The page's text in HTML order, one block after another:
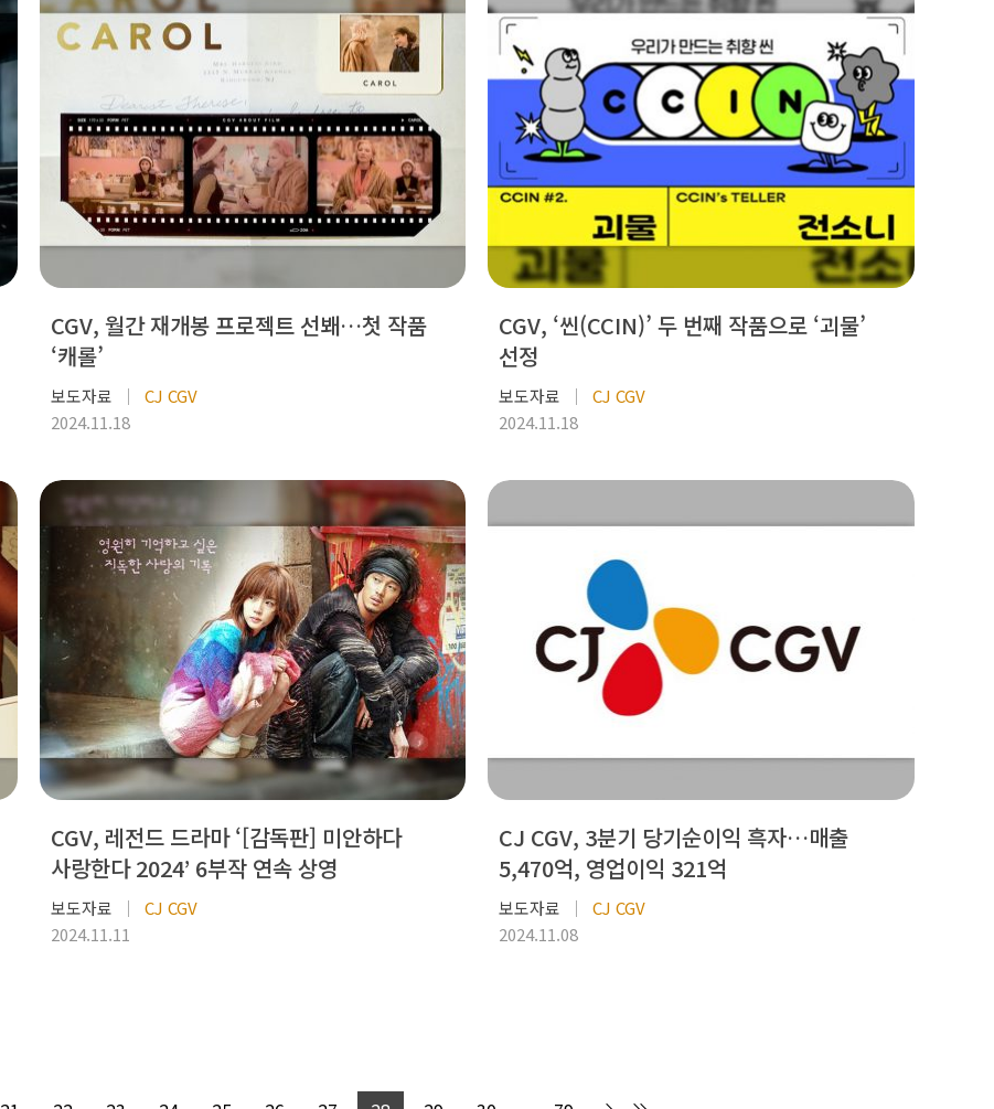
CGV, 월간 재개봉 프로젝트 선봬…첫 작품
‘캐롤’
보도자료
CJ CGV
2024.11.18
CGV, ‘씬(CCIN)’ 두 번째 작품으로 ‘괴물’
선정
보도자료
CJ CGV
2024.11.18
CGV, 레전드 드라마 ‘[감독판] 미안하다
사랑한다 2024’ 6부작 연속 상영
보도자료
CJ CGV
2024.11.11
CJ CGV, 3분기 당기순이익 흑자…매출
5,470억, 영업이익 321억
보도자료
CJ CGV
2024.11.08